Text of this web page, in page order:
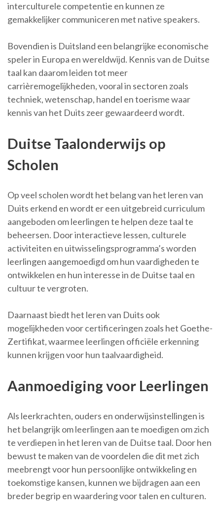
interculturele competentie en kunnen ze
gemakkelijker communiceren met native speakers.
Bovendien is Duitsland een belangrijke economische
speler in Europa en wereldwijd. Kennis van de Duitse
taal kan daarom leiden tot meer
carrièremogelijkheden, vooral in sectoren zoals
techniek, wetenschap, handel en toerisme waar
kennis van het Duits zeer gewaardeerd wordt.
Duitse Taalonderwijs op
Scholen
Op veel scholen wordt het belang van het leren van
Duits erkend en wordt er een uitgebreid curriculum
aangeboden om leerlingen te helpen deze taal te
beheersen. Door interactieve lessen, culturele
activiteiten en uitwisselingsprogramma’s worden
leerlingen aangemoedigd om hun vaardigheden te
ontwikkelen en hun interesse in de Duitse taal en
cultuur te vergroten.
Daarnaast biedt het leren van Duits ook
mogelijkheden voor certificeringen zoals het Goethe-
Zertifikat, waarmee leerlingen officiële erkenning
kunnen krijgen voor hun taalvaardigheid.
Aanmoediging voor Leerlingen
Als leerkrachten, ouders en onderwijsinstellingen is
het belangrijk om leerlingen aan te moedigen om zich
te verdiepen in het leren van de Duitse taal. Door hen
bewust te maken van de voordelen die dit met zich
meebrengt voor hun persoonlijke ontwikkeling en
toekomstige kansen, kunnen we bijdragen aan een
breder begrip en waardering voor talen en culturen.